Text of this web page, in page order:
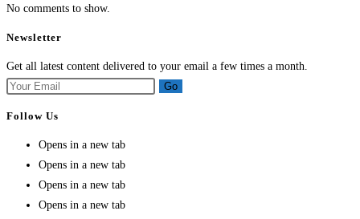
No comments to show.
Newsletter
Get all latest content delivered to your email a few times a month.
Go
Follow Us
Opens in a new tab
Opens in a new tab
Opens in a new tab
Opens in a new tab